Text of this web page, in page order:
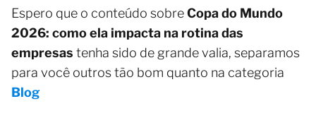
Espero que o conteúdo sobreCopa do Mundo
2026: como ela impacta na rotina das
empresas tenha sido de grande valia, separamos
para você outros tão bom quanto na categoria
Blog